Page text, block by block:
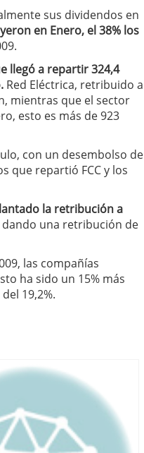
sus dividendos en
en Enero, el 38% los
llegó a repartir 324,4
Red Eléctrica, retribuido a
mientras que el sector
esto es más de 923
con un desembolso de
que repartió FCC y los
la retribución a
dando una retribución de
las compañías
ha sido un 15% más
19,2%.